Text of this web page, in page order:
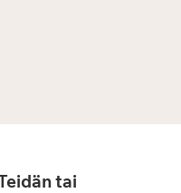
tai